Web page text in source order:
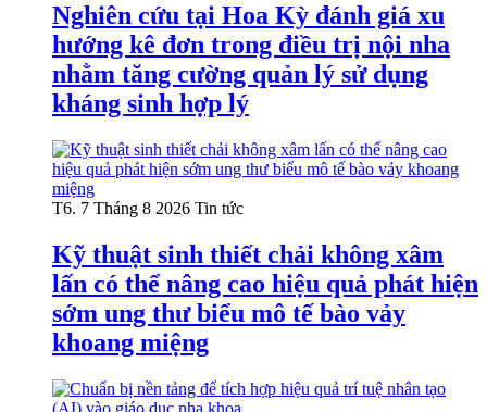
Nghiên cứu tại Hoa Kỳ đánh giá xu
hướng kê đơn trong điều trị nội nha
nhằm tăng cường quản lý sử dụng
kháng sinh hợp lý
T6. 7 Tháng 8 2026 Tin tức
Kỹ thuật sinh thiết chải không xâm
lấn có thể nâng cao hiệu quả phát hiện
sớm ung thư biểu mô tế bào vảy
khoang miệng